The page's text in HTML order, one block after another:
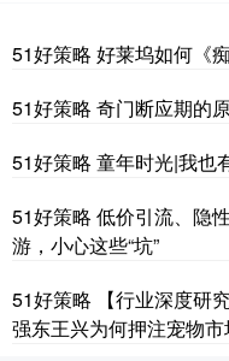
51好策略 好莱坞如何《
51好策略 奇门断应期的
51好策略 童年时光|我也
51好策略 低价引流、隐
游，小心这些“坑”
51好策略 【行业深度研
强东王兴为何押注宠物市